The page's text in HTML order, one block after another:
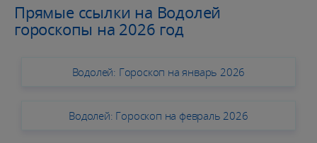
Прямые ссылки на Водолей
гороскопы на 2026 год
Водолей: Гороскоп на январь 2026
Водолей: Гороскоп на февраль 2026